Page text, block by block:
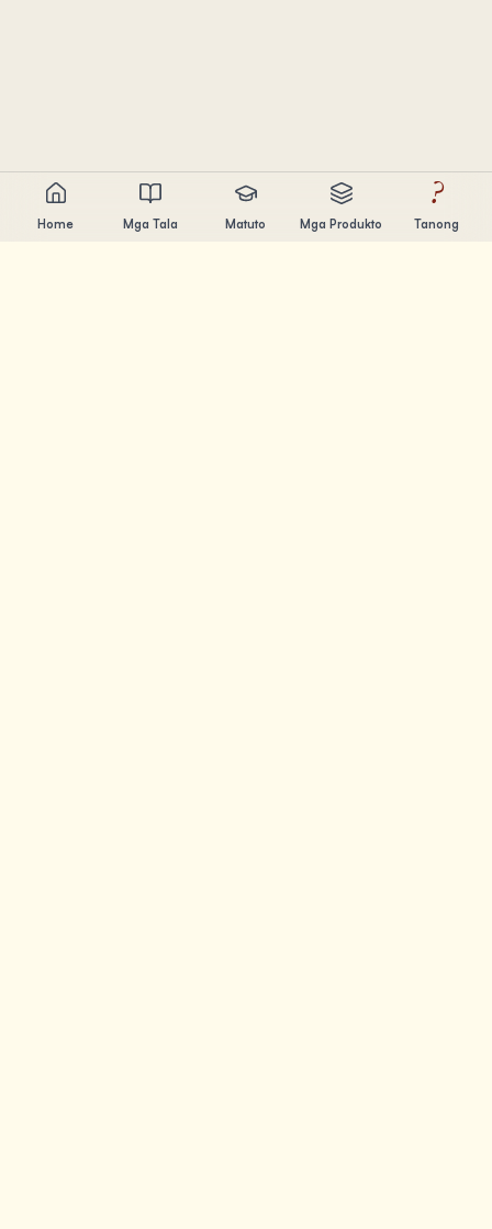
Home Mga Tala Matuto Mga Produkto
?
Tanong